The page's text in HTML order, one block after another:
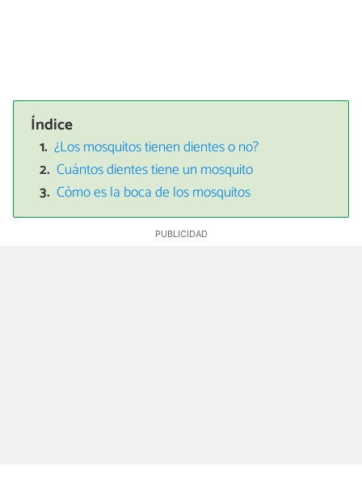
Índice
¿Los mosquitos tienen dientes o no?
Cuántos dientes tiene un mosquito
Cómo es la boca de los mosquitos